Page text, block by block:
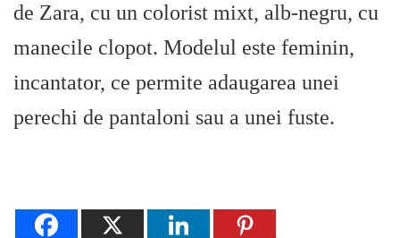
de Zara, cu un colorist mixt, alb-negru, cu
manecile clopot. Modelul este feminin,
incantator, ce permite adaugarea unei
perechi de pantaloni sau a unei fuste.